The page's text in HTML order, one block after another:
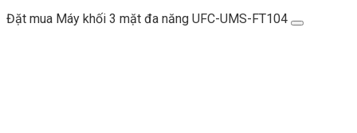
Đặt mua Máy khối 3 mặt đa năng UFC-UMS-FT104